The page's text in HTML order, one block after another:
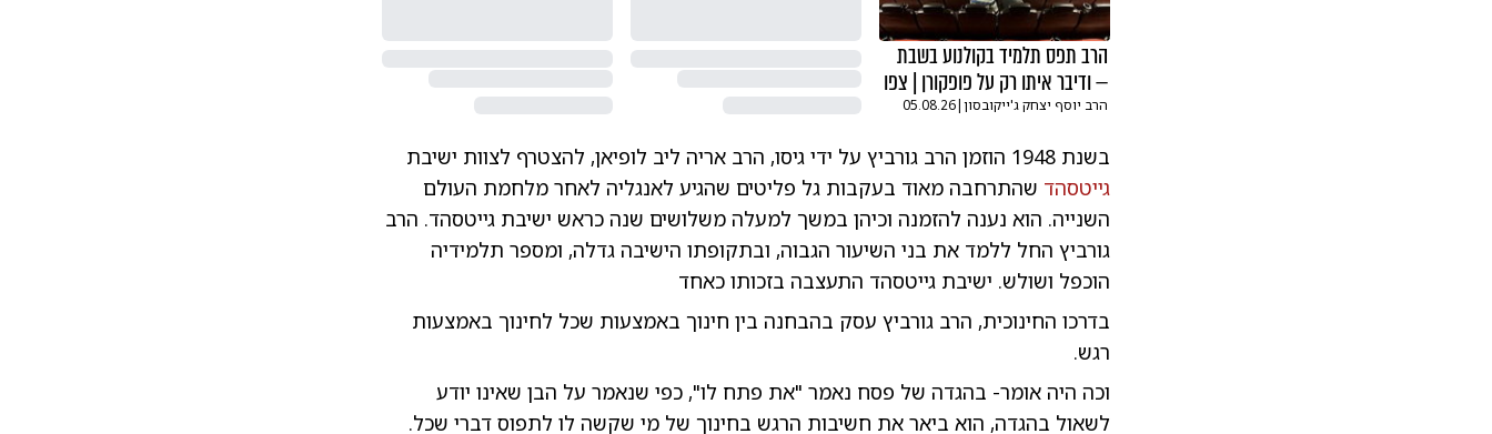
הרב תפס תלמיד בקולנוע בשבת
— ודיבר איתו רק על פופקורן | צפו
הרב יוסף יצחק ג'ייקובסון|
05.08.26
בשנת 1948 הוזמן הרב גורביץ על ידי גיסו, הרב אריה ליב לופיאן, להצטרף לצוות ישיבת
גייטסהד שהתרחבה מאוד בעקבות גל פליטים שהגיע לאנגליה לאחר מלחמת העולם
השנייה. הוא נענה להזמנה וכיהן במשך למעלה משלושים שנה כראש ישיבת גייטסהד. הרב
גורביץ החל ללמד את בני השיעור הגבוה, ובתקופתו הישיבה גדלה, ומספר תלמידיה
הוכפל ושולש. ישיבת גייטסהד התעצבה בזכותו כאחד
בדרכו החינוכית, הרב גורביץ עסק בהבחנה בין חינוך באמצעות שכל לחינוך באמצעות
רגש.
וכה היה אומר- בהגדה של פסח נאמר "את פתח לו", כפי שנאמר על הבן שאינו יודע
לשאול בהגדה, הוא ביאר את חשיבות הרגש בחינוך של מי שקשה לו לתפוס דברי שכל.